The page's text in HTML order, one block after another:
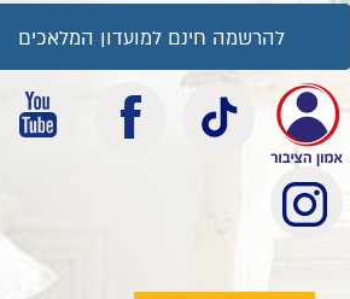
להרשמה חינם למועדון המלאכים